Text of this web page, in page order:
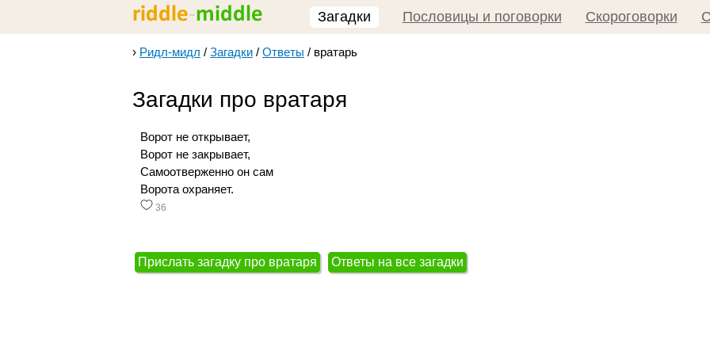
Загадки Пословицы и поговорки Скороговорки
› Ридл-мидл / Загадки / Ответы / вратарь
Загадки про вратаря
Ворот не открывает,
Ворот не закрывает,
Самоотверженно он сам
Ворота охраняет.
36
Прислать загадку про вратаря Ответы на все загадки